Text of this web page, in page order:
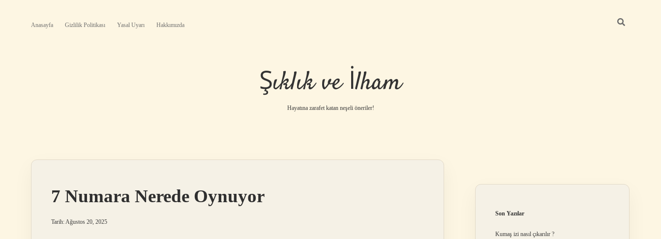
Anasayfa Gizlilik Politikası Yasal Uyarı Hakkımızda
Şıklık ve İlham
Hayatına zarafet katan neşeli öneriler!
7 Numara Nerede Oynuyor
Tarih: Ağustos 20, 2025
Son Yazılar
Kumaş izi nasıl çıkarılır ?